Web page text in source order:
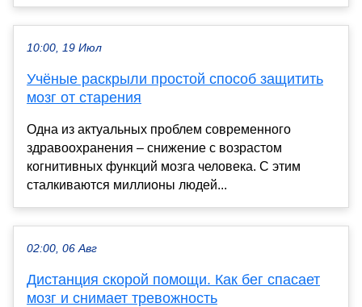
10:00, 19 Июл
Учёные раскрыли простой способ защитить
мозг от старения
Одна из актуальных проблем современного
здравоохранения – снижение с возрастом
когнитивных функций мозга человека. С этим
сталкиваются миллионы людей...
02:00, 06 Авг
Дистанция скорой помощи. Как бег спасает
мозг и снимает тревожность